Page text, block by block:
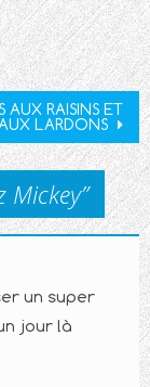
AUX RAISINS ET
LARDONS
Mickey”
un super
jour là